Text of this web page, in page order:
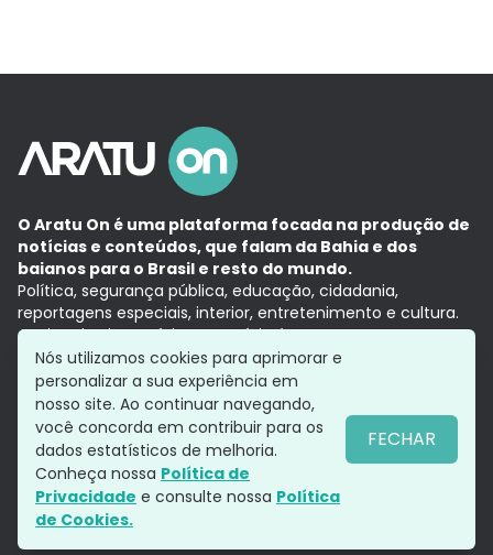
O Aratu On é uma plataforma focada na produção de
notícias e conteúdos, que falam da Bahia e dos
baianos para o Brasil e resto do mundo.
Política, segurança pública, educação, cidadania,
reportagens especiais, interior, entretenimento e cultura.
Aqui, tudo vira notícia e a notícia é no tempo presente,
com a credibilidade do Grupo Aratu.
Grupo Aratu
Política de privacidade
Siga-nos
Nós utilizamos cookies para aprimorar e
personalizar a sua experiência em
nosso site. Ao continuar navegando,
você concorda em contribuir para os
dados estatísticos de melhoria.
Conheça nossa Política de
Privacidade e consulte nossa Política
de Cookies.
FECHAR